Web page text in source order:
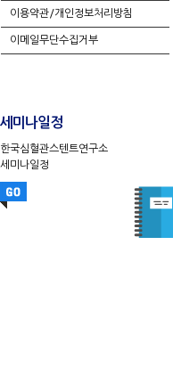
이용약관/개인정보처리방침
이메일무단수집거부
세미나일정
한국심혈관스텐트연구소
세미나일정